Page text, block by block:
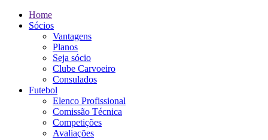
Home
Sócios
Vantagens
Planos
Seja sócio
Clube Carvoeiro
Consulados
Futebol
Elenco Profissional
Comissão Técnica
Competições
Avaliações